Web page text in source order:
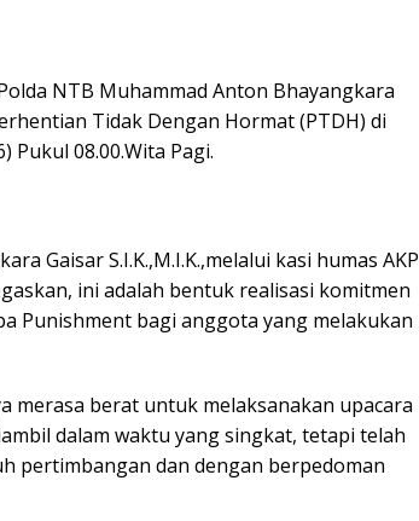
NTB Muhammad Anton Bhayangkara
Tidak Dengan Hormat (PTDH) di
Pukul 08.00.Wita Pagi.
Gaisar S.I.K.,M.I.K.,melalui kasi humas AKP
ini adalah bentuk realisasi komitmen
Punishment bagi anggota yang melakukan
merasa berat untuk melaksanakan upacara
dalam waktu yang singkat, tetapi telah
pertimbangan dan dengan berpedoman